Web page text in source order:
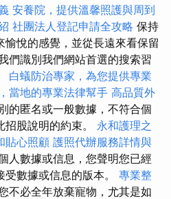
安養院，提供溫馨照護與周到
社團法人登記申請全攻略 保持
悅的感覺，並從長遠來看保留
們識別我們網站首選的搜索習
白蟻防治專家，為您提供專業
當地的專業法律幫手 高品質外
的匿名或一般數據，不符合個
招股說明的約束。 永和護理之
貼心照顧 護照代辦服務詳情與
人數據或信息，您聲明您已經
數據或信息的版本。 專業整
不必全年放棄寵物，尤其是如